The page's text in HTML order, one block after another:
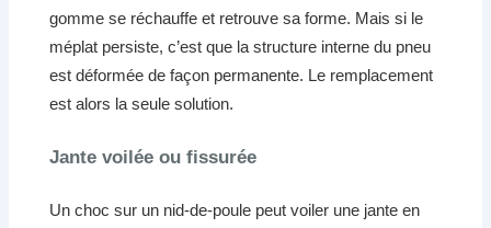
gomme se réchauffe et retrouve sa forme. Mais si le
méplat persiste, c’est que la structure interne du pneu
est déformée de façon permanente. Le remplacement
est alors la seule solution.
Jante voilée ou fissurée
Un choc sur un nid-de-poule peut voiler une jante en